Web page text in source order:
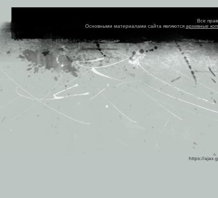
Все
Основными материалами сайта являются архивные
https://